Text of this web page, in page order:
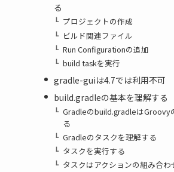
る
プロジェクトの作成
ビルド関連ファイル
Run Configurationの追加
build taskを実行
gradle-guiは4.7では利用不可
build.gradleの基本を理解する
Gradleのbuild.gradleはGroovy
る
Gradleのタスクを理解する
タスクを実行する
タスクはアクションの組み合わ